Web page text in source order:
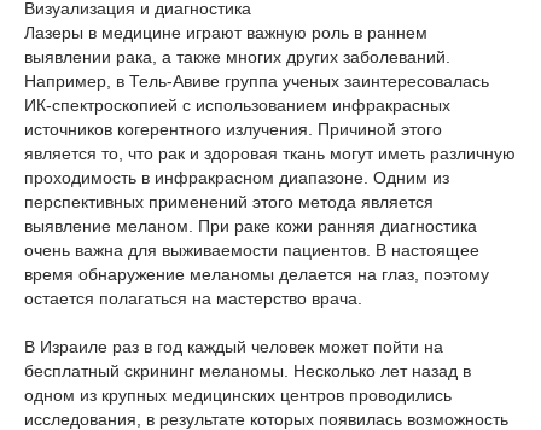
Визуализация и диагностика
Лазеры в медицине играют важную роль в раннем
выявлении рака, а также многих других заболеваний.
Например, в Тель-Авиве группа ученых заинтересовалась
ИК-спектроскопией с использованием инфракрасных
источников когерентного излучения. Причиной этого
является то, что рак и здоровая ткань могут иметь различную
проходимость в инфракрасном диапазоне. Одним из
перспективных применений этого метода является
выявление меланом. При раке кожи ранняя диагностика
очень важна для выживаемости пациентов. В настоящее
время обнаружение меланомы делается на глаз, поэтому
остается полагаться на мастерство врача.
В Израиле раз в год каждый человек может пойти на
бесплатный скрининг меланомы. Несколько лет назад в
одном из крупных медицинских центров проводились
исследования, в результате которых появилась возможность